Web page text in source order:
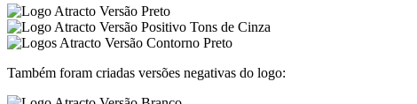
Também foram criadas versões negativas do logo: